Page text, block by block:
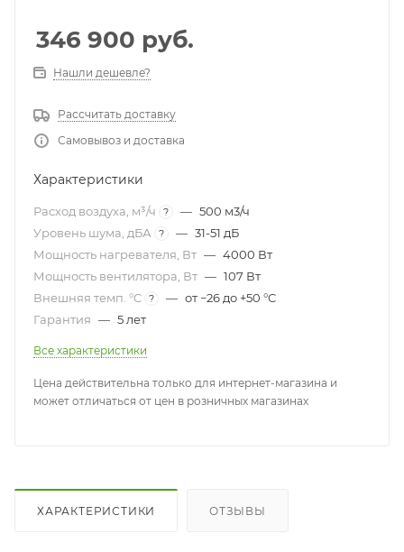
346 900 руб.
Нашли дешевле?
Рассчитать доставку
Самовывоз и доставка
Характеристики
Расход воздуха, м³/ч ? — 500 м3/ч
Уровень шума, дБА
? — 31-51 дБ
Мощность нагревателя, Вт — 4000 Вт
Мощность вентилятора, Вт — 107 Вт
Внешняя темп. °C ? — от −26 до +50 °C
Гарантия — 5 лет
Все характеристики
Цена действительна только для интернет-магазина и
может отличаться от цен в розничных магазинах
ХАРАКТЕРИСТИКИ ОТЗЫВЫ